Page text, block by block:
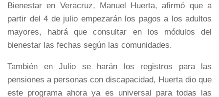
Bienestar en Veracruz, Manuel Huerta, afirmó que a
partir del 4 de julio empezarán los pagos a los adultos
mayores, habráque consultar en los módulos del
bienestar las fechas según las comunidades.
También en Julio se harán los registros para las
pensiones a personas con discapacidad, Huerta dio que
este programa ahora ya es universal para todas las